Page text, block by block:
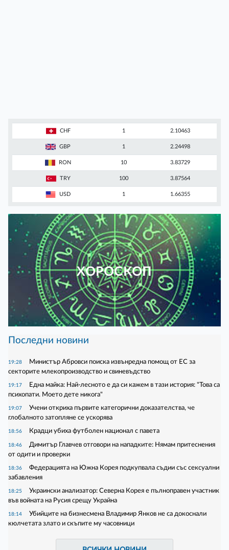
CHF 1 2.10463
GBP 1 2.24498
RON 10 3.83729
TRY 100 3.87564
USD 1 1.66355
ХОРОСКОП
Последни новини
19:28
Министър Абровси поиска извънредна помощ от ЕС за
секторите млекопроизводство и свиневъдство
19:17
Една майка: Най-лесното е да си кажем в тази история: "Това са
психопати. Моето дете никога"
19:07
Учени откриха първите категорични доказателства, че
глобалното затопляне се ускорява
18:56 Крадци убиха футболен национал с павета
18:46
Димитър Главчев отговори на нападките: Нямам притеснения
от одити и проверки
18:36
Федерацията на Южна Корея подкупвала съдии със сексуални
забавления
18:25
Украински анализатор: Северна Корея е пълноправен участник
във войната на Русия срещу Украйна
18:14
Убийците на бизнесмена Владимир Янков не са докоснали
кюлчетата злато и скъпите му часовници